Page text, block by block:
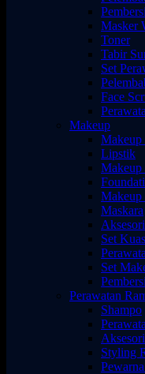
Masker
Toner
Tabir
Set
Face
Makeup
Lipstik
Makeup
Makeup
Maskara
Set
Set
Perawatan
Shampo
Styling